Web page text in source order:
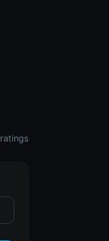
ratings